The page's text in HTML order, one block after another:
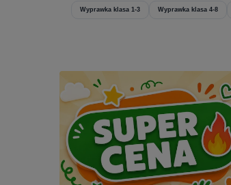
Wyprawka klasa 1-3 Wyprawka klasa 4-8